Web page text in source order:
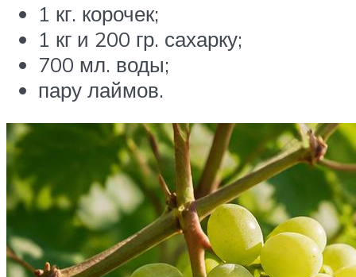
1 кг. корочек;
1 кг и 200 гр. сахарку;
700 мл. воды;
пару лаймов.